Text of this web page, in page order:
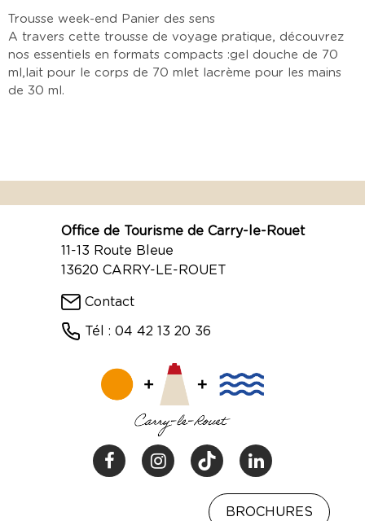
Trousse week-end Panier des sens
A travers cette trousse de voyage pratique, découvrez
nos essentiels en formats compacts : gel douche de 70
ml, lait pour le corps de 70 ml et la crème pour les mains
de 30 ml.
Office de Tourisme de Carry-le-Rouet
11-13 Route Bleue
13620 CARRY-LE-ROUET
Contact
Tél : 04 42 13 20 36
BROCHURES